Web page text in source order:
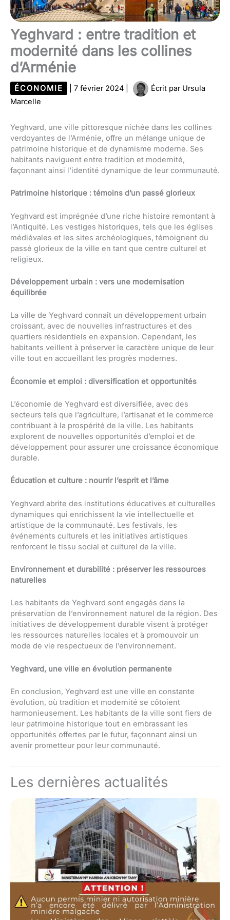
Yeghvard : entre tradition et
modernité dans les collines
d’Arménie
ÉCONOMIE 7 février 2024 Écrit par Ursula
Marcelle
Yeghvard, une ville pittoresque nichée dans les collines
verdoyantes de l’Arménie, offre un mélange unique de
patrimoine historique et de dynamisme moderne. Ses
habitants naviguent entre tradition et modernité,
façonnant ainsi l’identité dynamique de leur communauté.
Patrimoine historique : témoins d’un passé glorieux
Yeghvard est imprégnée d’une riche histoire remontant à
l’Antiquité. Les vestiges historiques, tels que les églises
médiévales et les sites archéologiques, témoignent du
passé glorieux de la ville en tant que centre culturel et
religieux.
Développement urbain : vers une modernisation
équilibrée
La ville de Yeghvard connaît un développement urbain
croissant, avec de nouvelles infrastructures et des
quartiers résidentiels en expansion. Cependant, les
habitants veillent à préserver le caractère unique de leur
ville tout en accueillant les progrès modernes.
Économie et emploi : diversification et opportunités
L’économie de Yeghvard est diversifiée, avec des
secteurs tels que l’agriculture, l’artisanat et le commerce
contribuant à la prospérité de la ville. Les habitants
explorent de nouvelles opportunités d’emploi et de
développement pour assurer une croissance économique
durable.
Éducation et culture : nourrir l’esprit et l’âme
Yeghvard abrite des institutions éducatives et culturelles
dynamiques qui enrichissent la vie intellectuelle et
artistique de la communauté. Les festivals, les
événements culturels et les initiatives artistiques
renforcent le tissu social et culturel de la ville.
Environnement et durabilité : préserver les ressources
naturelles
Les habitants de Yeghvard sont engagés dans la
préservation de l’environnement naturel de la région. Des
initiatives de développement durable visent à protéger
les ressources naturelles locales et à promouvoir un
mode de vie respectueux de l’environnement.
Yeghvard, une ville en évolution permanente
En conclusion, Yeghvard est une ville en constante
évolution, où tradition et modernité se côtoient
harmonieusement. Les habitants de la ville sont fiers de
leur patrimoine historique tout en embrassant les
opportunités offertes par le futur, façonnant ainsi un
avenir prometteur pour leur communauté.
Les dernières actualités